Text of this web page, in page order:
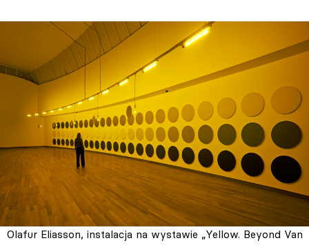
Olafur Eliasson, instalacja na wystawie „Yellow. Beyond Van